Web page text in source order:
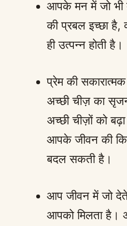
आपके मन में जो भी
की प्रबल इच्छा
ही उत्पन्न होती है।
प्रेम की
अच्छी चीज़ का
अच्छी चीज़ों को
आपके जीवन की
बदल सकती है।
आप जीवन में जो
आपको मिलता है।